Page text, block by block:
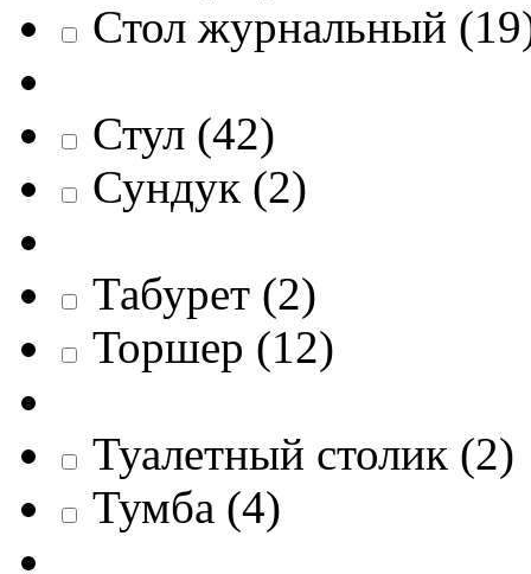
Стол журнальный (19
Стул (42)
Сундук (2)
Табурет (2)
Торшер (12)
Туалетный столик (2)
Тумба (4)